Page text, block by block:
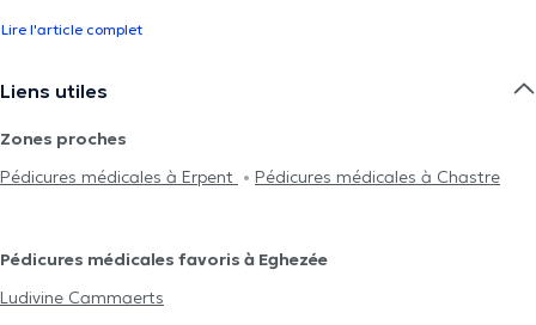
Lire l'article complet
Liens utiles
Zones proches
Pédicures médicales à Erpent
Pédicures médicales à Chastre
Pédicures médicales favoris à Eghezée
Ludivine Cammaerts